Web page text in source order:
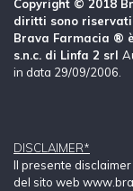
Copyright © 2018
diritti sono
Brava Farmacia ® è
s.n.c. di Linfa 2 srl
in data 29/09/2006.
DISCLAIMER*
Il presente
del sito web